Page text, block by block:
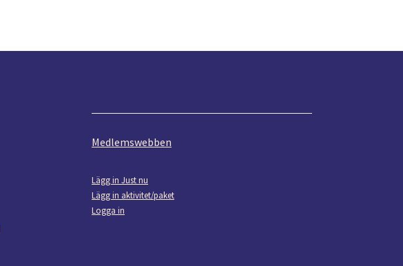
Medlemswebben
Lägg in Just nu
Lägg in aktivitet/paket
Logga in